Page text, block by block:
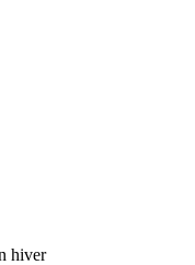
hiver